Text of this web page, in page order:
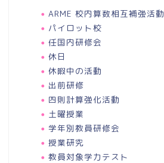
ARME 校内算数相互補強活動
パイロット校
任国内研修会
休日
休暇中の活動
出前研修
四則計算強化活動
土曜授業
学年別教員研修会
授業研究
教員対象学力テスト